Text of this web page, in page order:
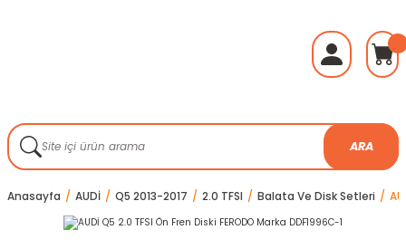
ARA
Anasayfa AUDİ Q5 2013-2017 2.0 TFSI Balata Ve Disk Setleri